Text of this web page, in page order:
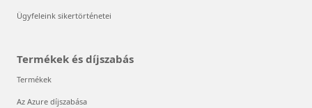
Ügyfeleink sikertörténetei
Termékek és díjszabás
Termékek
Az Azure díjszabása